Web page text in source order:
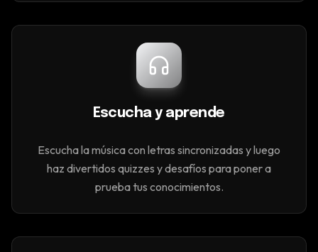
Escucha y aprende
Escucha la música con letras sincronizadas y luego
haz divertidos quizzes y desafíos para poner a
prueba tus conocimientos.